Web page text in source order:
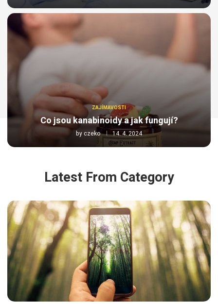
ZAJÍMAVOSTI
Co jsou kanabinoidy a jak fungují?
byczeko 14. 4. 2024
Latest From Category